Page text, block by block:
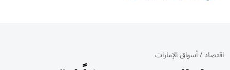
اقتصاد/أسواق الإمارات